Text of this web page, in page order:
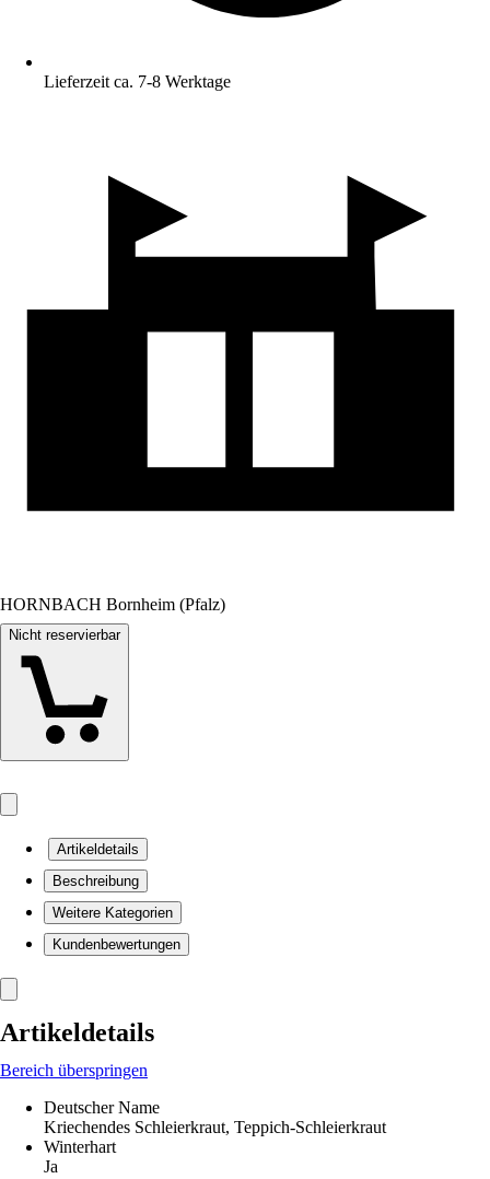
Lieferzeit ca. 7-8 Werktage
HORNBACH Bornheim (Pfalz)
Nicht reservierbar
Artikeldetails
Beschreibung
Weitere Kategorien
Kundenbewertungen
Artikeldetails
Bereich überspringen
Deutscher Name
Kriechendes Schleierkraut, Teppich-Schleierkraut
Winterhart
Ja